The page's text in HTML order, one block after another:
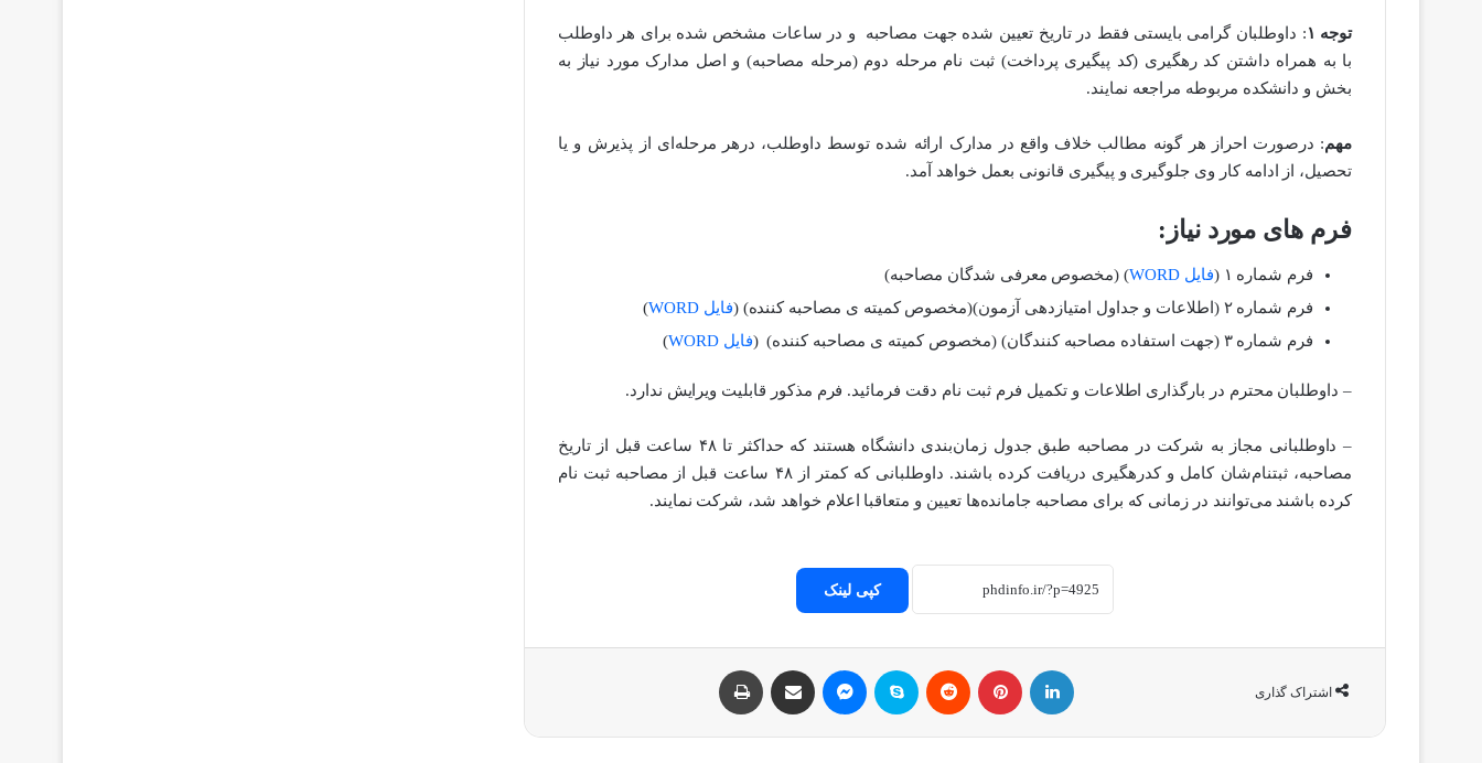
توجه ۱
: داوطلبان گرامی بایستی فقط در تاریخ تعیین شده جهت مصاحبه و در ساعات مشخص شده برای هر داوطلب
با به همراه داشتن کد رهگیری (کد پیگیری پرداخت) ثبت نام مرحله دوم (مرحله مصاحبه) و اصل مدارک مورد نیاز به
بخش و دانشکده مربوطه مراجعه نمایند.
مهم: درصورت احراز هر گونه مطالب خلاف واقع در مدارک ارائه شده توسط داوطلب، درهر مرحله‌ای از پذیرش و یا
تحصیل، از ادامه کار وی جلوگیری و پیگیری قانونی بعمل خواهد آمد.
فرم های مورد نیاز:
فرم شماره ۱ ( فایل WORD
) (مخصوص معرفی شدگان مصاحبه)
فرم شماره ۲ (اطلاعات و جداول امتیازدهی آزمون)(مخصوص کمیته ی مصاحبه کننده)
(فایل WORD
)
فرم شماره ۳ (جهت استفاده مصاحبه کنندگان)
(مخصوص کمیته ی مصاحبه کننده)(فایل WORD
)
– داوطلبان محترم در بارگذاری اطلاعات و تکمیل فرم ثبت نام دقت فرمائید. فرم مذکور قابلیت ویرایش ندارد.
– داوطلبانی مجاز به شرکت در مصاحبه طبق جدول زمان‌بندی دانشگاه هستند که حداکثر تا ۴۸ ساعت قبل از تاریخ
مصاحبه، ثبتنام‌شان کامل و کدرهگیری دریافت کرده باشند. داوطلبانی که کمتر از ۴۸ ساعت قبل از مصاحبه ثبت نام
کرده باشند می‌توانند در زمانی که برای مصاحبه جامانده‌ها تعیین و متعاقبا اعلام خواهد شد، شرکت نمایند.
کپی لینک
اشتراک گذاری